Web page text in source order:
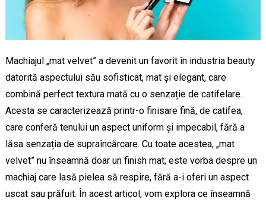
Machiajul „mat velvet” a devenit un favorit în industria beauty
datorită aspectului său sofisticat, mat și elegant, care
combină perfect textura mată cu o senzație de catifelare.
Acesta se caracterizează printr-o finisare fină, de catifea,
care conferă tenului un aspect uniform și impecabil, fără a
lăsa senzația de supraîncărcare. Cu toate acestea, „mat
velvet” nu înseamnă doar un finish mat; este vorba despre un
machiaj care lasă pielea să respire, fără a-i oferi un aspect
uscat sau prăfuit. În acest articol, vom explora ce înseamnă